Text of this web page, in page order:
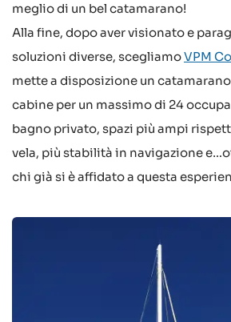
meglio di un bel catamarano!
Alla fine, dopo aver visionato e
soluzioni diverse, scegliamoVPM
mette a disposizione un
cabine per un massimo di 24
bagno privato, spazi più ampi
vela, più stabilità in navigazione
chi già si è affidato a questa